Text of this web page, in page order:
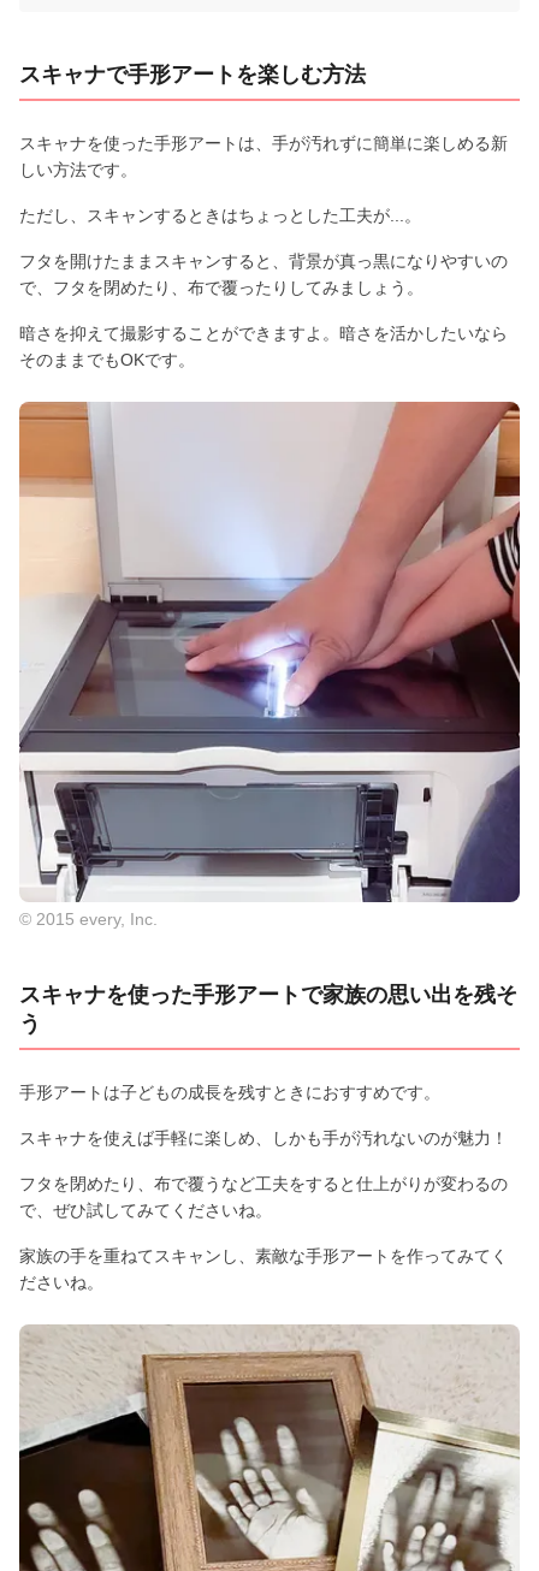
スキャナで手形アートを楽しむ方法
スキャナを使った手形アートは、手が汚れずに簡単に楽しめる新
しい方法です。
ただし、スキャンするときはちょっとした工夫が...。
フタを開けたままスキャンすると、背景が真っ黒になりやすいの
で、フタを閉めたり、布で覆ったりしてみましょう。
暗さを抑えて撮影することができますよ。暗さを活かしたいなら
そのままでもOKです。
© 2015 every, Inc.
スキャナを使った手形アートで家族の思い出を残そ
う
手形アートは子どもの成長を残すときにおすすめです。
スキャナを使えば手軽に楽しめ、しかも手が汚れないのが魅力！
フタを閉めたり、布で覆うなど工夫をすると仕上がりが変わるの
で、ぜひ試してみてくださいね。
家族の手を重ねてスキャンし、素敵な手形アートを作ってみてく
ださいね。